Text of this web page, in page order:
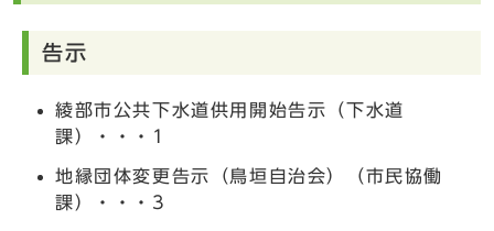
告示
綾部市公共下水道供用開始告示（下水道
課）・・・1
地縁団体変更告示（鳥垣自治会）（市民協働
課）・・・3